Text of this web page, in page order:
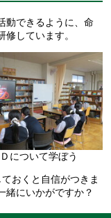
動できるように、命
しています。
について学ぼう
おくと自信がつきま
緒にいかがですか？